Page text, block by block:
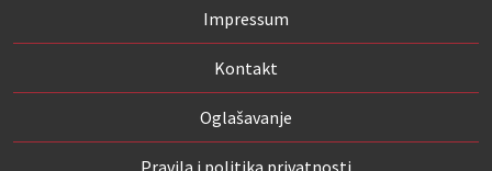
Impressum
Kontakt
Oglašavanje
Pravila i politika privatnosti